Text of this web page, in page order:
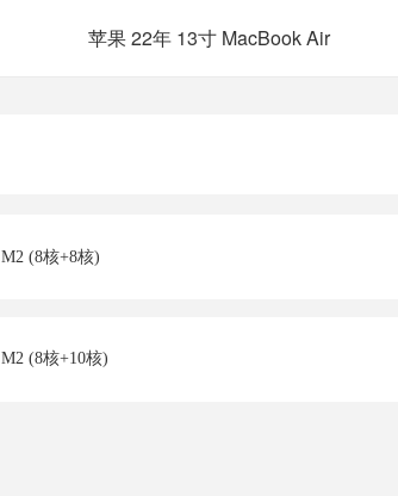
苹果 22年 13寸 MacBook Air
M2 (8核+8核)
M2 (8核+10核)